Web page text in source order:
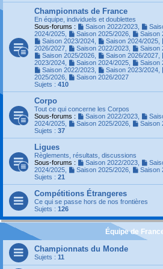
Championnats de France
En équipe, individuels et doublettes
Sous-forums :
Saison 2022/2023,
2024/2025
Saison 2025/2026, Saison
Saison 2023/2024, Saison 2024/2025,
2026/2027
Saison 2022/2023, Saison
Saison 2025/2026, Saison 2026/2027,
2023/2024
Saison 2024/2025, Saison
Saison 2022/2023, Saison 2023/2024,
2025/2026
Saison 2026/2027
Sujets : 410
Corpo
Tout ce qui concerne les Corpos
Sous-forums :
Saison 2022/2023,
2024/2025
Saison 2025/2026,
Saison
Sujets : 37
Ligues
Règlements, résultats, discussions
Sous-forums :
Saison 2022/2023,
2024/2025
Saison 2025/2026,
Saison
Sujets : 21
Compétitions Étrangeres
Ce qui se passe hors de nos frontières
Sujets : 126
Équipe de
Championnats du Monde
Sujets : 11